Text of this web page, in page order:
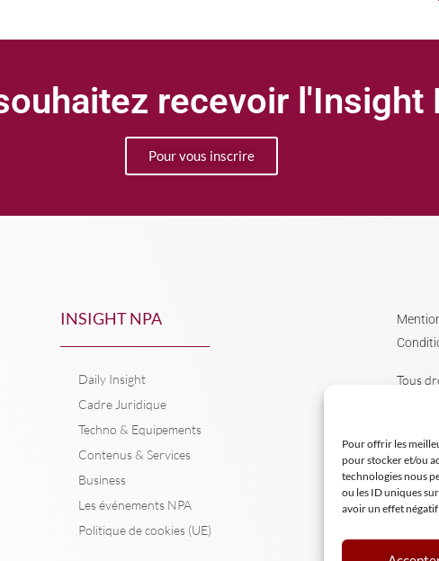
Pour offrir les
pour stocker et/ou
technologies nous
ou les ID uniques
avoir un effet
recevoir l'Insight
Pour vous inscrire
INSIGHT NPA
Daily Insight
Cadre Juridique
Techno & Equipements
Contenus & Services
Business
Les événements NPA
Politique de cookies (UE)
Tous